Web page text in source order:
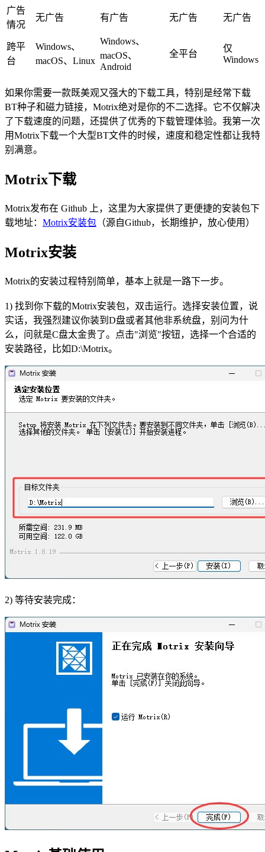
广告
情况
无广告 有广告 无广告 无广告
跨平
台
Windows、
macOS、Linux
Windows、
macOS、
Android
全平台
仅
Windows
如果你需要一款既美观又强大的下载工具，特别是经常下载
BT种子和磁力链接，Motrix绝对是你的不二选择。它不仅解决
了下载速度的问题，还提供了优秀的下载管理体验。我第一次
用Motrix下载一个大型BT文件的时候，速度和稳定性都让我特
别满意。
Motrix下载
Motrix发布在 Github 上，这里为大家提供了更便捷的安装包下
载地址： Motrix安装包 （源自Github，长期维护，放心使用）
Motrix安装
Motrix的安装过程特别简单，基本上就是一路下一步。
1) 找到你下载的Motrix安装包，双击运行。选择安装位置，说
实话，我强烈建议你装到D盘或者其他非系统盘，别问为什
么，问就是C盘太金贵了。点击"浏览"按钮，选择一个合适的
安装路径，比如D:\Motrix。
2) 等待安装完成：